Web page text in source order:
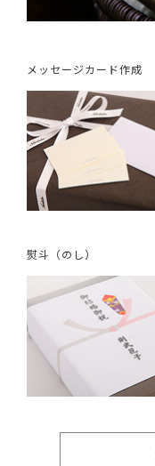
メッセージカード作成
熨斗（のし）